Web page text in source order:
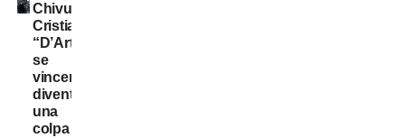
Chivu
Cristian
“D’Artagnan”:
se
vincere
diventa
una
colpa